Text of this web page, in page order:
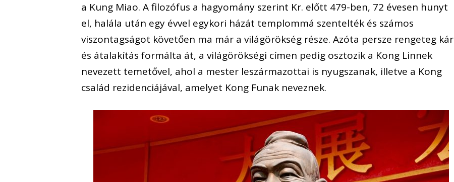
a Kung Miao. A filozófus a hagyomány szerint Kr. előtt 479-ben, 72 évesen hunyt
el, halála után egy évvel egykori házát templommá szentelték és számos
viszontagságot követően ma már a világörökség része. Azóta persze rengeteg kár
és átalakítás formálta át, a világörökségi címen pedig osztozik a Kong Linnek
nevezett temetővel, ahol a mester leszármazottai is nyugszanak, illetve a Kong
család rezidenciájával, amelyet Kong Funak neveznek.